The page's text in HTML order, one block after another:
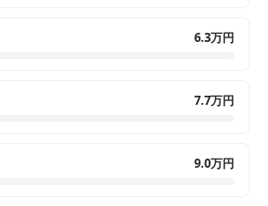
6.3万円
7.7万円
9.0万円